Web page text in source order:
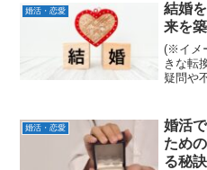
婚活・恋愛
結婚
来を
(※イメ
きな転
疑問や
の一つ
生活は
婚活・恋愛
婚活
ため
る秘